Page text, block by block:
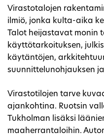
Virastotalojen
ilmiö, jonka kulta-aika
Talot heijastavat monin
käyttötarkoituksen,
käytäntöjen,
suunnittelunohjauksen
Virastotilojen tarve
ajankohtina. Ruotsin
Tukholman lisäksi
maaherrantaloihin.